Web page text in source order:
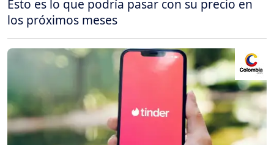
Esto es lo que podría pasar con su precio en
los próximos meses